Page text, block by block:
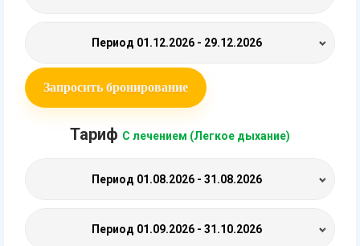
Период 01.12.2026 - 29.12.2026
Запросить бронирование
Тариф С лечением (Легкое дыхание)
Период 01.08.2026 - 31.08.2026
Период 01.09.2026 - 31.10.2026